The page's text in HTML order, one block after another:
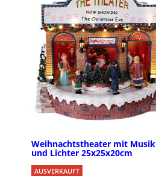
Weihnachtstheater mit Musik
und Lichter 25x25x20cm
AUSVERKAUFT